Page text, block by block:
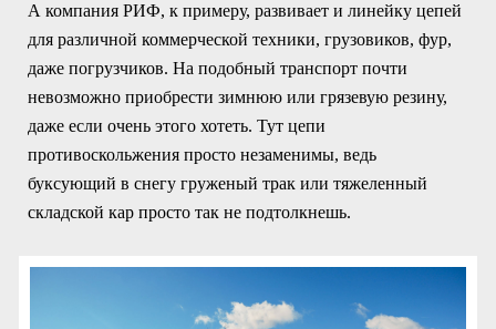
А компания РИФ, к примеру, развивает и линейку цепей
для различной коммерческой техники, грузовиков, фур,
даже погрузчиков. На подобный транспорт почти
невозможно приобрести зимнюю или грязевую резину,
даже если очень этого хотеть. Тут цепи
противоскольжения просто незаменимы, ведь
буксующий в снегу груженый трак или тяжеленный
складской кар просто так не подтолкнешь.